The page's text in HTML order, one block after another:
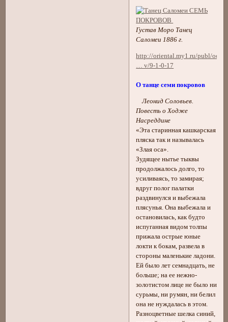
Густав Моро Танец
Саломеи 1886 г.
http://oriental.my1.ru/publ/
… v/9-1-0-17
О танце семи покровов
Леонид Соловьев.
Повесть о Ходже
Насреддине
«Эта старинная кашкарская
пляска так и называлась
«Злая оса».
Зудящее нытье тыквы
продолжалось долго, то
усиливаясь, то замирая;
вдруг полог палатки
раздвинулся и выбежала
плясунья. Она выбежала и
остановилась, как будто
испуганная видом толпы
прижала острые юные
локти к бокам, развела в
стороны маленькие ладони.
Ей было лет семнадцать, не
больше; на ее нежно-
золотистом лице не было ни
сурьмы, ни румян, ни белил
она не нуждалась в этом.
Разноцветные шелка синий,